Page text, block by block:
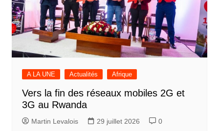
A LA UNE Actualités Afrique
Vers la fin des réseaux mobiles 2G et
3G au Rwanda
Martin Levalois 29 juillet 2026 0